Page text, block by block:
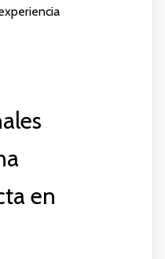
en